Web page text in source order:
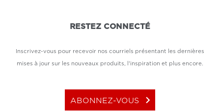
RESTEZ CONNECTÉ
Inscrivez-vous pour recevoir nos courriels présentant les dernières
mises à jour sur les nouveaux produits, l'inspiration et plus encore.
ABONNEZ-VOUS keyboard_arrow_right